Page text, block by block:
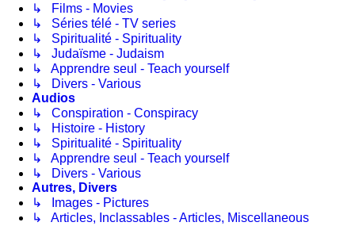
↳ Films - Movies
↳ Séries télé - TV series
↳ Spiritualité - Spirituality
↳ Judaïsme - Judaism
↳ Apprendre seul - Teach yourself
↳ Divers - Various
Audios
↳ Conspiration - Conspiracy
↳ Histoire - History
↳ Spiritualité - Spirituality
↳ Apprendre seul - Teach yourself
↳ Divers - Various
Autres, Divers
↳ Images - Pictures
↳ Articles, Inclassables - Articles, Miscellaneous